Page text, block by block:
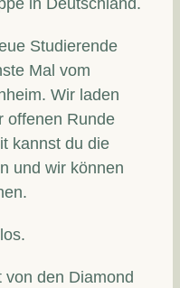
in Deutschland.
Studierende
Mal vom
Wir laden
offenen Runde
kannst du die
und wir können
von den Diamond